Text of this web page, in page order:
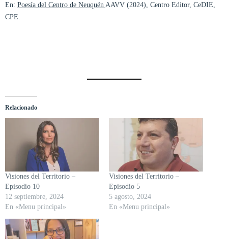
En: Poesía del Centro de Neuquén AAVV (2024), Centro Editor, CeDIE,
CPE.
Relacionado
Visiones del Territorio –
Episodio 10
12 septiembre, 2024
En «Menu principal»
Visiones del Territorio –
Episodio 5
5 agosto, 2024
En «Menu principal»